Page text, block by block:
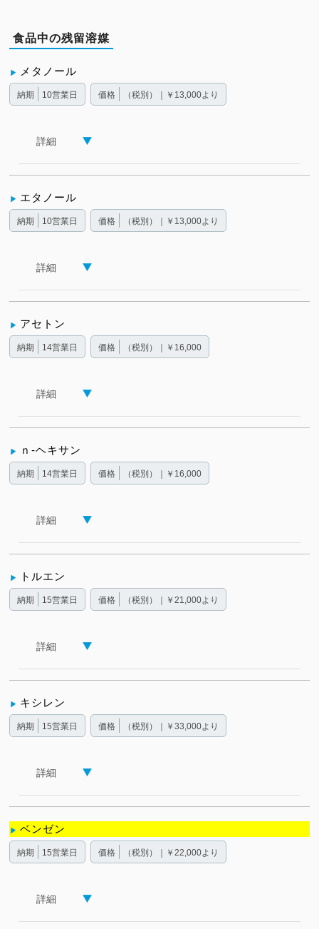
食品中の残留溶媒
メタノール
納期 10営業日 価格 （税別）｜￥13,000より
詳細
エタノール
納期 10営業日 価格 （税別）｜￥13,000より
詳細
アセトン
納期 14営業日 価格 （税別）｜￥16,000
詳細
ｎ-ヘキサン
納期 14営業日 価格 （税別）｜￥16,000
詳細
トルエン
納期 15営業日 価格 （税別）｜￥21,000より
詳細
キシレン
納期 15営業日 価格 （税別）｜￥33,000より
詳細
ベンゼン
納期 15営業日 価格 （税別）｜￥22,000より
詳細